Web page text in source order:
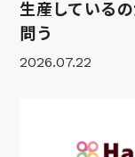
生産している
問う
2026.07.22